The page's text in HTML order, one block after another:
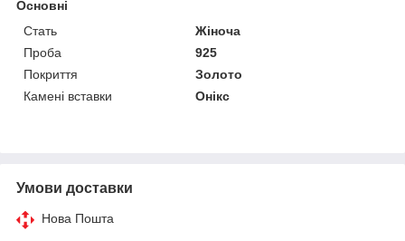
Основні
Стать
Жіноча
Проба
925
Покриття
Золото
Камені вставки
Онікс
Умови доставки
Нова Пошта